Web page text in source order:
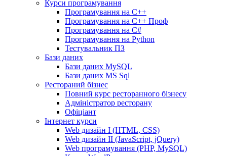
Курси програмування
Програмування на С++
Програмування на С++ Проф
Програмування на C#
Програмування на Python
Тестувальник ПЗ
Бази даних
Бази даних MySQL
Бази даних MS Sql
Рестораний бізнес
Повний курс ресторанного бізнесу
Адміністратор ресторану
Офіціант
Інтернет курси
Web дизайн I (HTML, CSS)
Web дизайн II (JavaScript, jQuery)
Web програмування (PHP, MySQL)